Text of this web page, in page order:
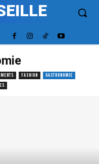
FASHION
GASTRONOMIE